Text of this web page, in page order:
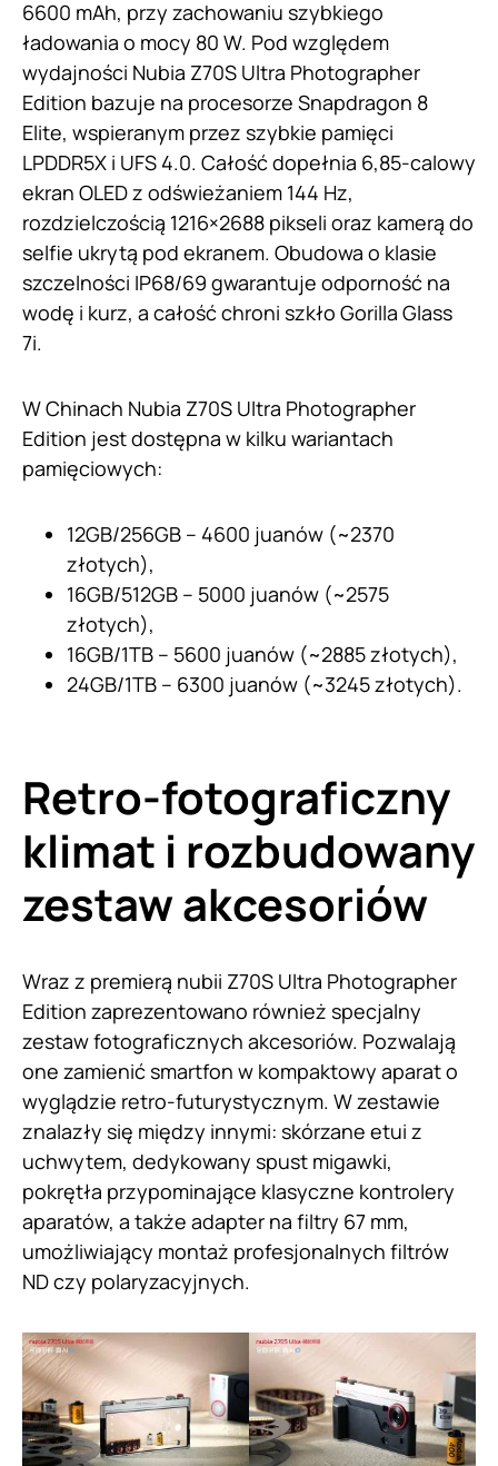
6600 mAh, przy zachowaniu szybkiego
ładowania o mocy 80 W. Pod względem
wydajności Nubia Z70S Ultra Photographer
Edition bazuje na procesorze Snapdragon 8
Elite, wspieranym przez szybkie pamięci
LPDDR5X i UFS 4.0. Całość dopełnia 6,85-calowy
ekran OLED z odświeżaniem 144 Hz,
rozdzielczością 1216×2688 pikseli oraz kamerą do
selfie ukrytą pod ekranem. Obudowa o klasie
szczelności IP68/69 gwarantuje odporność na
wodę i kurz, a całość chroni szkło Gorilla Glass
7i.
W Chinach Nubia Z70S Ultra Photographer
Edition jest dostępna w kilku wariantach
pamięciowych:
12GB/256GB – 4600 juanów (~2370
złotych),
16GB/512GB – 5000 juanów (~2575
złotych),
16GB/1TB – 5600 juanów (~2885 złotych),
24GB/1TB – 6300 juanów (~3245 złotych).
Retro-fotograficzny
klimat i rozbudowany
zestaw akcesoriów
Wraz z premierą nubii Z70S Ultra Photographer
Edition zaprezentowano również specjalny
zestaw fotograficznych akcesoriów. Pozwalają
one zamienić smartfon w kompaktowy aparat o
wyglądzie retro-futurystycznym. W zestawie
znalazły się między innymi: skórzane etui z
uchwytem, dedykowany spust migawki,
pokrętła przypominające klasyczne kontrolery
aparatów, a także adapter na filtry 67 mm,
umożliwiający montaż profesjonalnych filtrów
ND czy polaryzacyjnych.